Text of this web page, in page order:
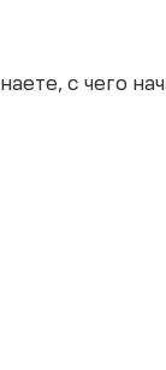
с чего